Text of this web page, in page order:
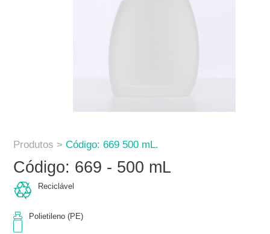
Produtos >Código: 669 500 mL.
Código: 669 - 500 mL
Reciclável
Polietileno (PE)